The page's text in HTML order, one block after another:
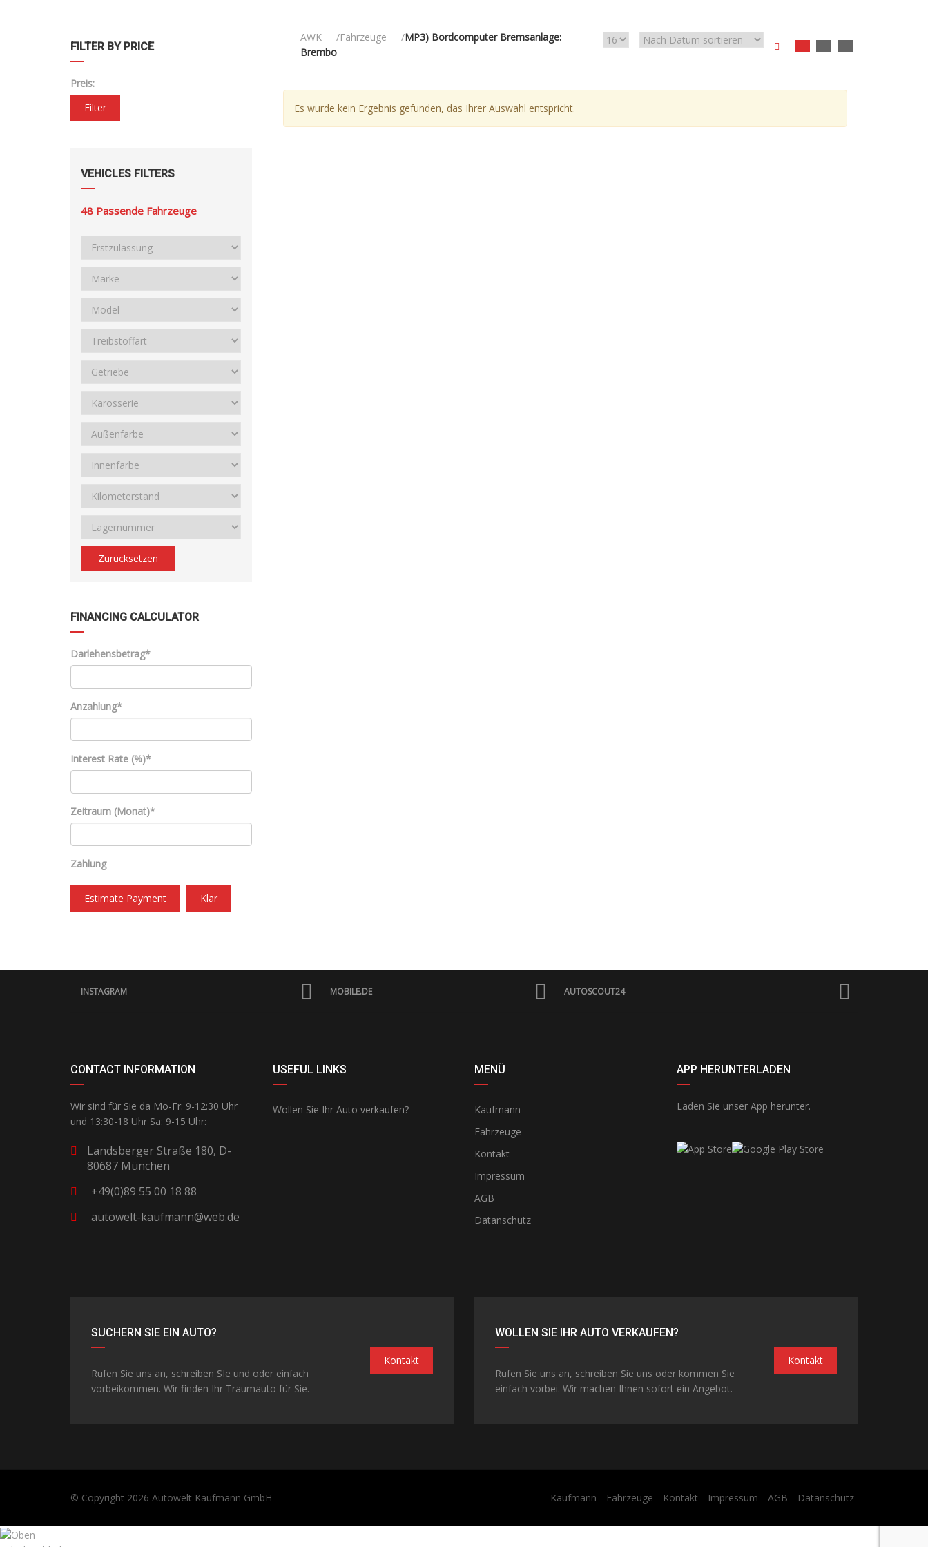
FILTER BY PRICE
Preis:
Filter
VEHICLES FILTERS
48 Passende Fahrzeuge
Zurücksetzen
FINANCING CALCULATOR
Darlehensbetrag*
Anzahlung*
Interest Rate (%)*
Zeitraum (Monat)*
Zahlung
Estimate Payment Klar
AWK Fahrzeuge
MP3) Bordcomputer Bremsanlage:
Brembo
Es wurde kein Ergebnis gefunden, das Ihrer Auswahl entspricht.
INSTAGRAM MOBILE.DE AUTOSCOUT24
CONTACT INFORMATION
Wir sind für Sie da Mo-Fr: 9-12:30 Uhr
und 13:30-18 Uhr Sa: 9-15 Uhr:
Landsberger Straße 180, D-
80687 München
+49(0)89 55 00 18 88
autowelt-kaufmann@web.de
USEFUL LINKS
Wollen Sie Ihr Auto verkaufen?
MENÜ
Kaufmann
Fahrzeuge
Kontakt
Impressum
AGB
Datanschutz
APP HERUNTERLADEN
Laden Sie unser App herunter.
SUCHERN SIE EIN AUTO?
Rufen Sie uns an, schreiben SIe und oder einfach
vorbeikommen. Wir finden Ihr Traumauto für Sie.
Kontakt
WOLLEN SIE IHR AUTO VERKAUFEN?
Rufen Sie uns an, schreiben Sie uns oder kommen Sie
einfach vorbei. Wir machen Ihnen sofort ein Angebot.
Kontakt
© Copyright 2026 Autowelt Kaufmann GmbH Kaufmann Fahrzeuge Kontakt Impressum AGB Datanschutz